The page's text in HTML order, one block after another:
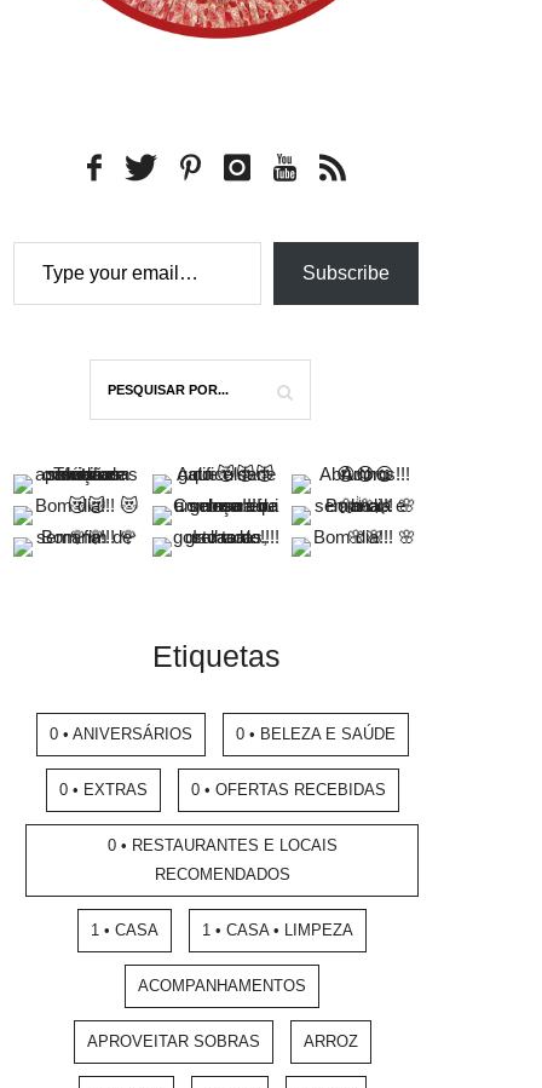
Type your email…
Subscribe
Etiquetas
0 • ANIVERSÁRIOS 0 • BELEZA E SAÚDE
0 • EXTRAS 0 • OFERTAS RECEBIDAS
0 • RESTAURANTES E LOCAIS
RECOMENDADOS
1 • CASA 1 • CASA • LIMPEZA
ACOMPANHAMENTOS
APROVEITAR SOBRAS ARROZ